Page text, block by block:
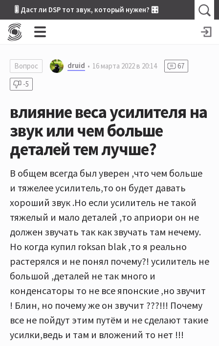
🎚 Даст ли DSP тот звук, который нужен? 🎛
Вопрос druid 16 марта 2022 в 20:14
67
-5
влияние веса усилителя на
звук или чем больше
деталей тем лучше?
В общем всегда был уверен ,что чем больше
и тяжелее усилитель,то он будет давать
хороший звук .Но если усилитель не такой
тяжелый и мало деталей ,то априори он не
должен звучать так как звучать там нечему.
Но когда купил roksan blak ,то я реально
растерялся и не понял почему?! усилитель не
большой ,деталей не так много и
конденсаторы то не все японские ,но звучит
! Блин, но почему же он звучит ???!!! Почему
все не пойдут этим путём и не сделают такие
усилки,ведь и там и вложений то нет !!!